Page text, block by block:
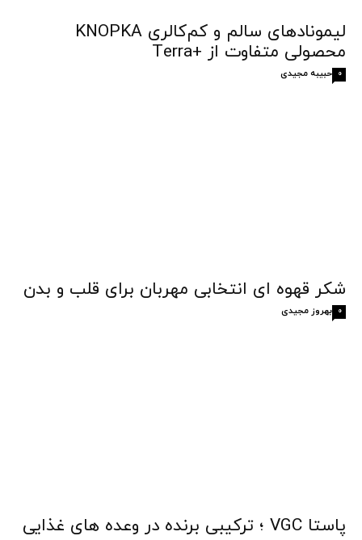
لیمونادهای سالم و کم‌کالری KNOPKA
محصولی متفاوت از +Terra
حبیبه مجیدی 0
شکر قهوه‌ ای انتخابی مهربان برای قلب و بدن
بهروز مجیدی 0
پاستا VGC ؛ ترکیبی برنده در وعده های غذایی